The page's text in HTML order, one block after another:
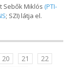
Sebők Miklós (PTI-
; SZI) látja el.
20 21
22